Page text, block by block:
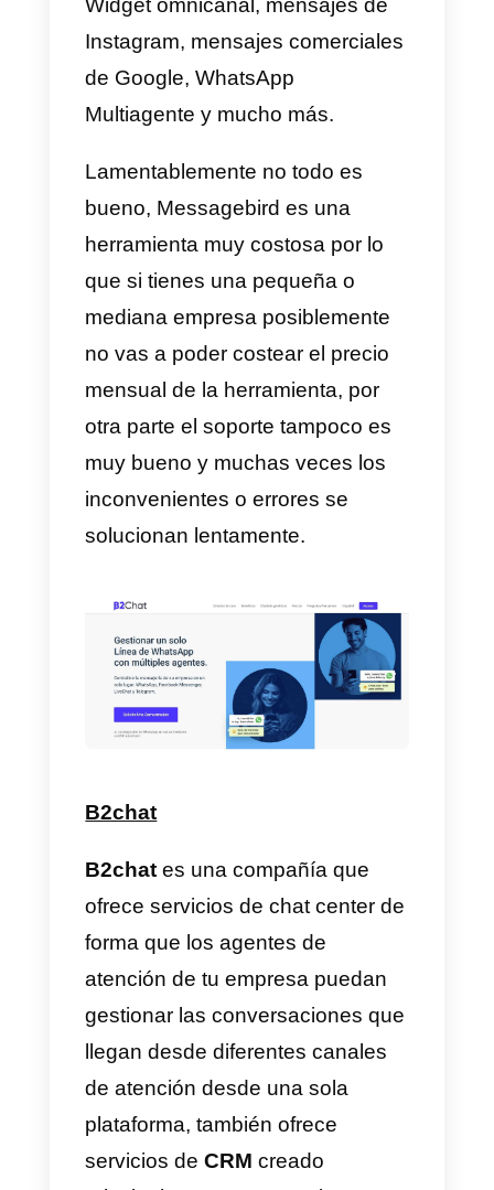
contactos entrantes, sus
principales funcionalidades son:
WhatsApp multiagente, CRM
métricas del negocio.
El precio es accesible ideal para
pequeñas empresas, sin
embargo al ofrecer solo un canal
de comunicación no parece ser
muy rentable debido a que
existen opciones como
donde el precio es bueno y
integraciones como Instagram,
Facebook Messenger, Telegram
o WhatsApp, en general, si lo
deseas es gestionar tus
buena opción, pero ten en
que tus otros canales de
comunicación quedaran
desatendidos.